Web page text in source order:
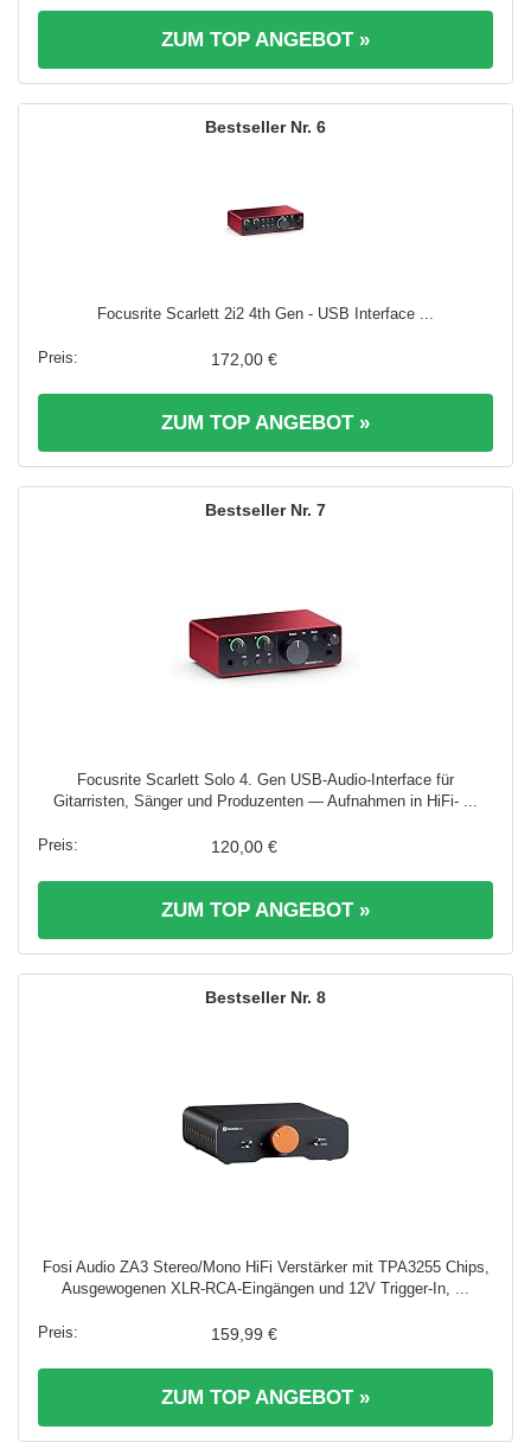
ZUM TOP ANGEBOT »
6
Focusrite Scarlett 2i2 4th Gen - USB Interface ...
172,00 €
ZUM TOP ANGEBOT »
7
Focusrite Scarlett Solo 4. Gen USB-Audio-Interface für
Gitarristen, Sänger und Produzenten — Aufnahmen in HiFi- ...
120,00 €
ZUM TOP ANGEBOT »
8
Fosi Audio ZA3 Stereo/Mono HiFi Verstärker mit TPA3255 Chips,
Ausgewogenen XLR-RCA-Eingängen und 12V Trigger-In, ...
159,99 €
ZUM TOP ANGEBOT »